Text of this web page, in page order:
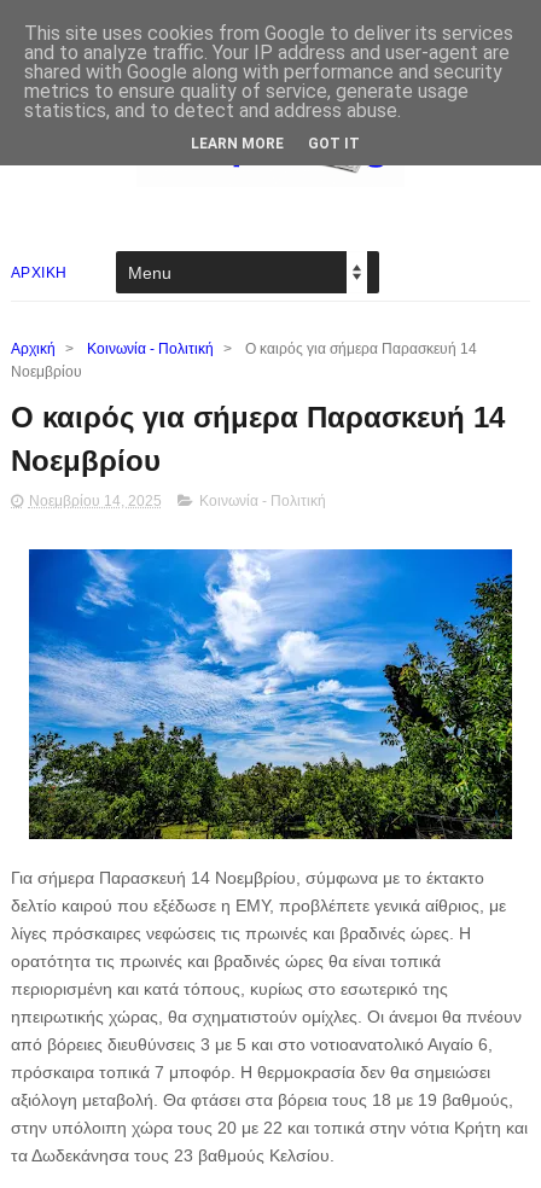
ΑΡΧΙΚΗ
Αρχική > Κοινωνία - Πολιτική >
Ο καιρός για σήμερα Παρασκευή 14
Νοεμβρίου
Ο καιρός για σήμερα Παρασκευή 14
Νοεμβρίου
Νοεμβρίου 14, 2025 Κοινωνία - Πολιτική
Για σήμερα Παρασκευή 14 Νοεμβρίου, σύμφωνα με το έκτακτο
δελτίο καιρού που εξέδωσε η ΕΜΥ, προβλέπετε γενικά αίθριος, με
λίγες πρόσκαιρες νεφώσεις τις πρωινές και βραδινές ώρες. Η
ορατότητα τις πρωινές και βραδινές ώρες θα είναι τοπικά
περιορισμένη και κατά τόπους, κυρίως στο εσωτερικό της
ηπειρωτικής χώρας, θα σχηματιστούν ομίχλες. Οι άνεμοι θα πνέουν
από βόρειες διευθύνσεις 3 με 5 και στο νοτιοανατολικό Αιγαίο 6,
πρόσκαιρα τοπικά 7 μποφόρ. Η θερμοκρασία δεν θα σημειώσει
αξιόλογη μεταβολή. Θα φτάσει στα βόρεια τους 18 με 19 βαθμούς,
στην υπόλοιπη χώρα τους 20 με 22 και τοπικά στην νότια Κρήτη και
τα Δωδεκάνησα τους 23 βαθμούς Κελσίου.
This site uses cookies from Google to deliver its services
and to analyze traffic. Your IP address and user-agent are
shared with Google along with performance and security
metrics to ensure quality of service, generate usage
statistics, and to detect and address abuse.
LEARN MORE GOT IT